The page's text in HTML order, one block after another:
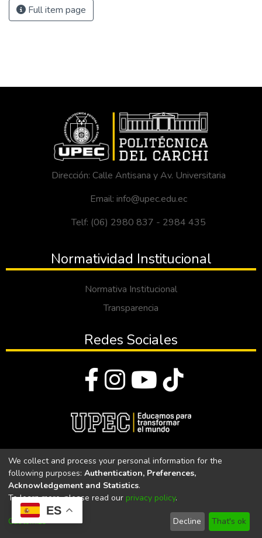
ES
Full item page
Dirección: Calle Antisana y Av. Universitaria
Email: info@upec.edu.ec
Telf: (06) 2980 837 - 2984 435
Normatividad Institucional
Normativa Institucional
Transparencia
Redes Sociales
Universidad Politécnica Estatal del Carchi
Universidad Politécnica Estatal del Carchi | Acreditada por el
CACES Resolución N°. 160-SE-33-CACES-2020
We collect and process your personal information for the
following purposes: Authentication, Preferences,
Acknowledgement and Statistics.
To learn more, please read our privacy policy.
Customize Decline That's ok